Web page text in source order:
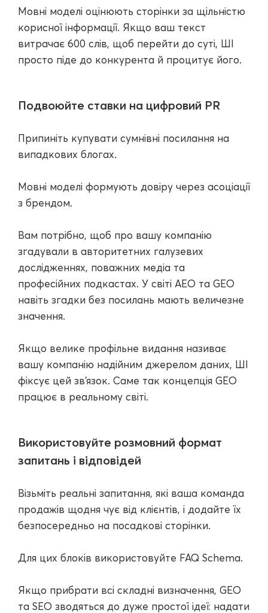
Мовні моделі оцінюють сторінки за щільністю
корисної інформації. Якщо ваш текст
витрачає 600 слів, щоб перейти до суті, ШІ
просто піде до конкурента й процитує його.
Подвоюйте ставки на цифровий PR
Припиніть купувати сумнівні посилання на
випадкових блогах.
Мовні моделі формують довіру через асоціації
з брендом.
Вам потрібно, щоб про вашу компанію
згадували в авторитетних галузевих
дослідженнях, поважних медіа та
професійних подкастах. У світі AEO та GEO
навіть згадки без посилань мають величезне
значення.
Якщо велике профільне видання називає
вашу компанію надійним джерелом даних, ШІ
фіксує цей зв'язок. Саме так концепція GEO
працює в реальному світі.
Використовуйте розмовний формат
запитань і відповідей
Візьміть реальні запитання, які ваша команда
продажів щодня чує від клієнтів, і додайте їх
безпосередньо на посадкові сторінки.
Для цих блоків використовуйте FAQ Schema.
Якщо прибрати всі складні визначення, GEO
та SEO зводяться до дуже простої ідеї: надати